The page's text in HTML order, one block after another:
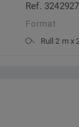
Ref. 3242927
Format
Rull 2 m x